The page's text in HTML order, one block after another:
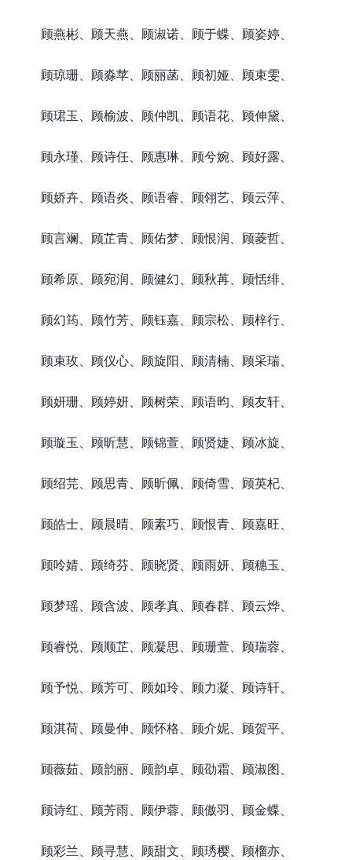
顾燕彬、顾天燕、顾淑诺、顾于蝶、顾姿婷、
顾琼珊、顾淼苹、顾丽菡、顾初娅、顾束雯、
顾珺玉、顾榆波、顾仲凯、顾语花、顾伸黛、
顾永瑾、顾诗任、顾惠琳、顾兮婉、顾好露、
顾娇卉、顾语炎、顾语睿、顾翎艺、顾云萍、
顾言斓、顾芷青、顾佑梦、顾恨润、顾菱哲、
顾希原、顾宛润、顾健幻、顾秋苒、顾恬绯、
顾幻筠、顾竹芳、顾钰嘉、顾宗松、顾梓行、
顾束玫、顾仪心、顾旋阳、顾清楠、顾采瑞、
顾妍珊、顾婷妍、顾树荣、顾语昀、顾友轩、
顾璇玉、顾昕慧、顾锦萱、顾贤婕、顾冰旋、
顾绍芫、顾思青、顾昕佩、顾倚雪、顾英杞、
顾皓士、顾晨晴、顾素巧、顾恨青、顾嘉旺、
顾呤婧、顾绮芬、顾晓贤、顾雨妍、顾穗玉、
顾梦瑶、顾含波、顾孝真、顾春群、顾云烨、
顾睿悦、顾顺芷、顾凝思、顾珊萱、顾瑞蓉、
顾予悦、顾芳可、顾如玲、顾力凝、顾诗轩、
顾淇荷、顾曼伸、顾怀格、顾介妮、顾贺平、
顾薇茹、顾韵丽、顾韵卓、顾劭霜、顾淑图、
顾诗红、顾芳雨、顾伊蓉、顾傲羽、顾金蝶、
顾彩兰、顾寻慧、顾甜文、顾琇樱、顾榴亦、